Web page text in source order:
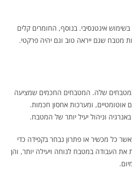
אינטנסיבי. בנוסף, החומרים קלים
מטבח שגם ייראה טוב וגם יהיה פרקטי.
שלה. המטבחים החכמים שמציעה
אוטומטיים, ומערכות אחסון חכמות.
וניהול יעיל יותר של המטבח.
כל מכשיר או פתרון נבחר בקפידה כדי
העבודה במטבח לנוחה ויעילה יותר, והן